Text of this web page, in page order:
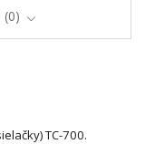
0
TC-700.